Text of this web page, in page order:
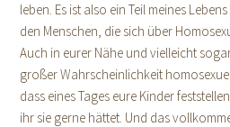
leben. Es ist also ein Teil meines
den Menschen, die sich über
Auch in eurer Nähe und vielleicht
großer Wahrscheinlichkeit
dass eines Tages eure Kinder
ihr sie gerne hättet. Und das